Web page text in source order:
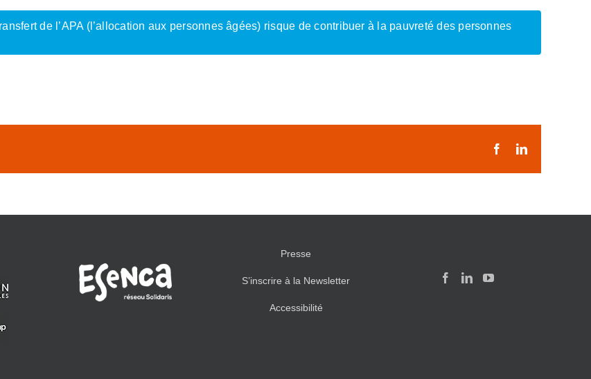
de l’APA (l’allocation aux personnes âgées) risque de contribuer à la pauvreté des personnes
FacebookLinkedIn
Presse
S’inscrire à la Newsletter
Accessibilité